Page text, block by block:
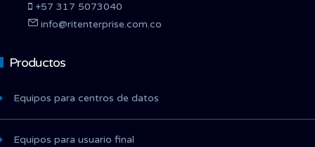
+57 317 5073040
info@ritenterprise.com.co
Productos
Equipos para centros de datos
Equipos para usuario final